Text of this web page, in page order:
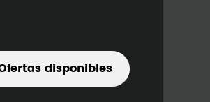
disponibles